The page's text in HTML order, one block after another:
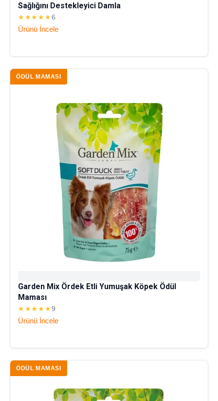
Sağlığını Destekleyici Damla
★★★★★6
Ürünü İncele
ÖDÜL MAMASI
Garden Mix Ördek Etli Yumuşak Köpek Ödül
Maması
★★★★★9
Ürünü İncele
ÖDÜL MAMASI